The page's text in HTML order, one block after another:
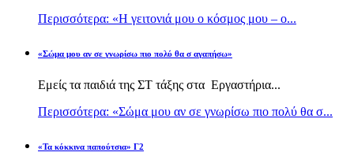
Περισσότερα: «Η γειτονιά μου ο κόσμος μου – ο...
«Σώμα μου αν σε γνωρίσω πιο πολύ θα σ αγαπήσω»
Εμείς τα παιδιά της ΣΤ τάξης στα Εργαστήρια...
Περισσότερα: «Σώμα μου αν σε γνωρίσω πιο πολύ θα σ...
«Τα κόκκινα παπούτσια» Γ2